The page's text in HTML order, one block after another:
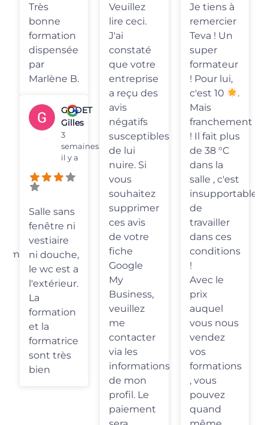
Veuillez
lire ceci.
J'ai
constaté
entreprise
avis
négatifs
susceptibles
de lui
nuire. Si
vous
supprimer
ces avis
de votre
fiche
Google
My
veuillez
me
contacter
via les
informations
Je tiens à
remercier
super
formateur
! Pour lui,
c'est 10
franchement
! Il fait plus
de 38 °C
dans la
salle , c'est
insupportable
de
travailler
dans ces
conditions
!
prix
auquel
vendez
vos
formations
, vous
pouvez
quand
! Un
formateur
et
pédagogue,
avec des
explications
claires et
de
précieux
conseils.
Une
formation
que je
avec
Merci !